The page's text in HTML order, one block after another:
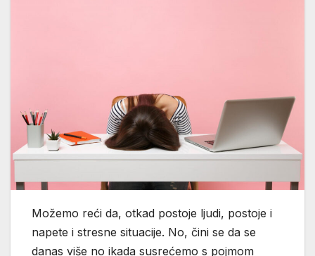
Možemo reći da, otkad postoje ljudi, postoje i
napete i stresne situacije. No, čini se da se
danas više no ikada susrećemo s pojmom